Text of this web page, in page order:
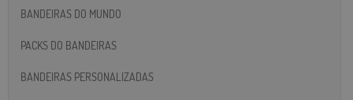
BANDEIRAS DO MUNDO
PACKS DO BANDEIRAS
BANDEIRAS PERSONALIZADAS